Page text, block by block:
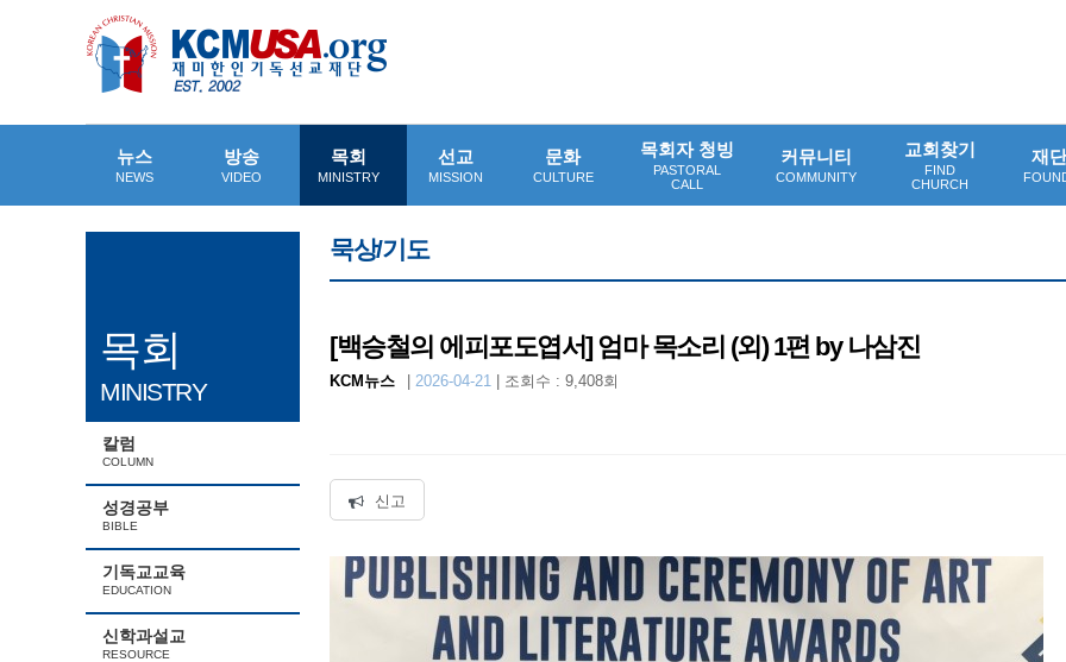
뉴스
NEWS
방송
VIDEO
목회
MINISTRY
선교
MISSION
문화
CULTURE
목회자 청빙
PASTORAL
CALL
커뮤니티
COMMUNITY
교회찾기
FIND
CHURCH
재
목회
MINISTRY
칼럼
COLUMN
성경공부
BIBLE
기독교교육
EDUCATION
신학과설교
RESOURCE
묵상/기도
[백승철의 에피포도엽서] 엄마 목소리 (외) 1편 by 나삼진
KCM뉴스 2026-04-21 조회수 : 9,408회
신고